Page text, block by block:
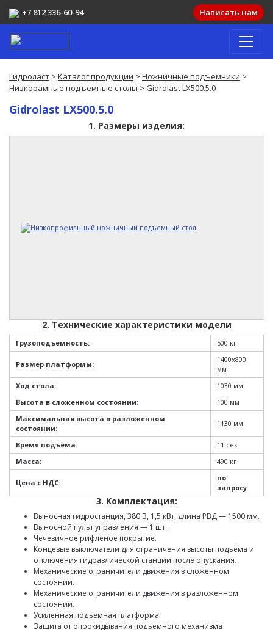
+7 812 336-60-94 Написать нам
Гидроласт > Каталог продукции > Ножничные подъемники >
Низкорамные подъемные столы > Gidrolast LX500.5.0
Gidrolast LX500.5.0
1. Размеры изделия:
2. Технические характеристики модели
Грузоподъемность: 500 кг
Размер платформы:
1400х800
мм
Ход стола:
1030 мм
Высота в сложенном состоянии:
100 мм
Максимальная высота в разложенном
состоянии:
1130 мм
Время подъёма:
11 сек
Масса:
490 кг
Цена с НДС:
по
запросу
3. Комплектация:
Выносная гидростанция, 380 В, 1,5 кВт, длина РВД — 1500 мм.
Выносной пульт управления — 1 шт.
Чечевичное рифленое покрытие.
Концевые выключатели для ограничения высоты подъёма и
отключения гидравлической станции после опускания.
Механические ограничители движения в сложенном
состоянии.
Механические ограничители движения в разложенном
состоянии.
Усиленная подъемная платформа.
Защита от опрокидывания подъемного механизма